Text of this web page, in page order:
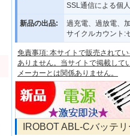
SSL通信による個
新品の出品:
過充電、過放電、
サイクルカウント:
免責事項: 本サイトで販売されて
ありません。当サイトで掲載して
メーカーとは関係ありません。
IROBOT ABL-Cバッテ